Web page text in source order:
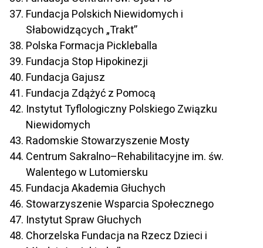
Fundacja Polskich Niewidomych i
Słabowidzących „Trakt”
Polska Formacja Pickleballa
Fundacja Stop Hipokinezji
Fundacja Gajusz
Fundacja Zdążyć z Pomocą
Instytut Tyflologiczny Polskiego Związku
Niewidomych
Radomskie Stowarzyszenie Mosty
Centrum Sakralno–Rehabilitacyjne im. św.
Walentego w Lutomiersku
Fundacja Akademia Głuchych
Stowarzyszenie Wsparcia Społecznego
Instytut Spraw Głuchych
Chorzelska Fundacja na Rzecz Dzieci i